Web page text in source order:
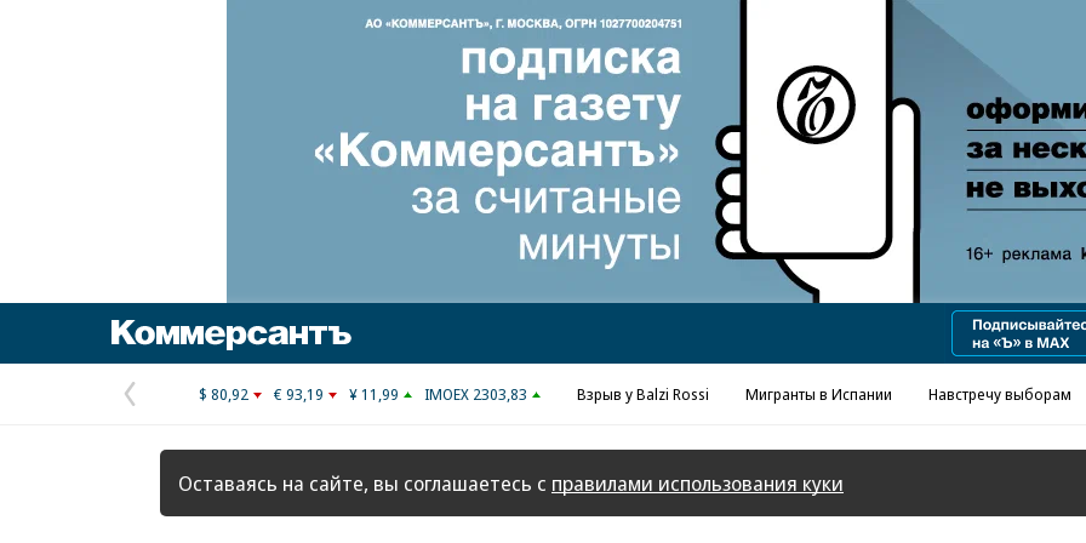
Реклама в «Ъ» www.kommersant.ru/ad
Предыдущая
страница
$ 80,92 € 93,19 ¥ 11,99 IMOEX 2303,83 Взрыв у Balzi Rossi Мигранты в Испании Навстречу выборам
Оставаясь на сайте, вы соглашаетесь с правилами использования куки